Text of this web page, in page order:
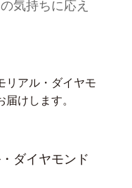
気持ちに応え
リアル・ダイヤモ
けします。
ダイヤモンド